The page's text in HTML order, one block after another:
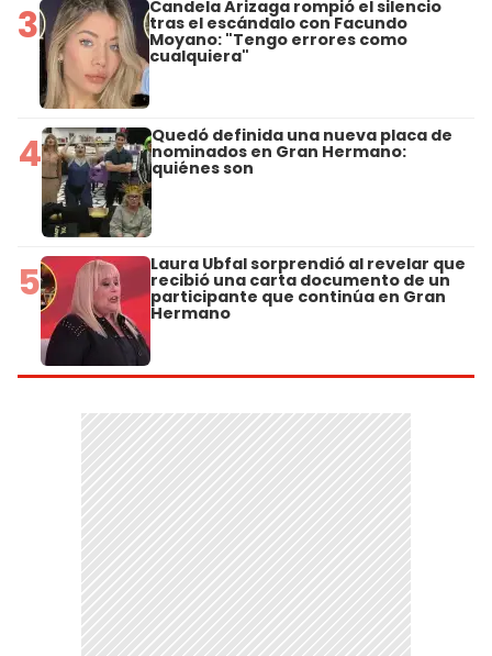
3 Candela Arizaga rompió el silencio
tras el escándalo con Facundo
Moyano: "Tengo errores como
cualquiera"
4 Quedó definida una nueva placa de
nominados en Gran Hermano:
quiénes son
5 Laura Ubfal sorprendió al revelar que
recibió una carta documento de un
participante que continúa en Gran
Hermano